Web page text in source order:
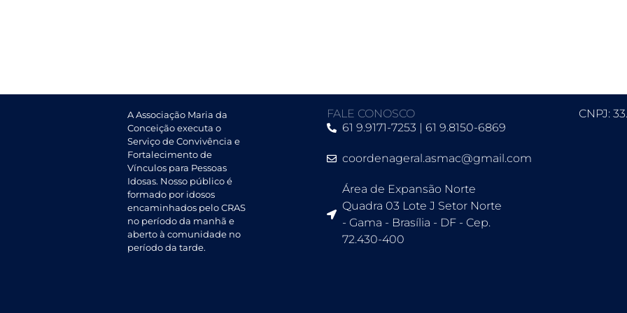
A Associação Maria da
Conceição executa o
Serviço de Convivência e
Fortalecimento de
Vínculos para Pessoas
Idosas. Nosso público é
formado por idosos
encaminhados pelo CRAS
no período da manhã e
aberto à comunidade no
período da tarde.
FALE CONOSCO
61 9.9171-7253 | 61 9.8150-6869
coordenageral.asmac@gmail.com
Área de Expansão Norte
Quadra 03 Lote J Setor Norte
- Gama - Brasília - DF - Cep.
72.430-400
CNPJ: